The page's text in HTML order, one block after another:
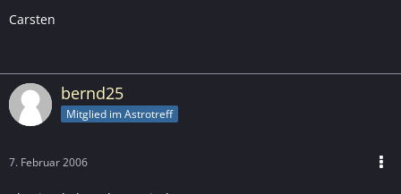
Carsten
bernd25
Mitglied im Astrotreff
7. Februar 2006